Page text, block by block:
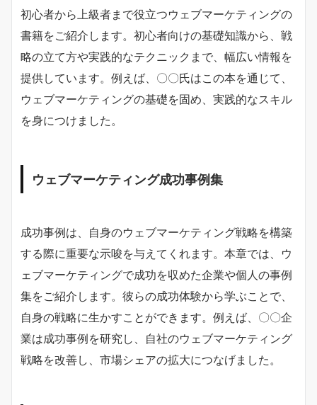
初心者から上級者まで役立つウェブマーケティングの
書籍をご紹介します。初心者向けの基礎知識から、戦
略の立て方や実践的なテクニックまで、幅広い情報を
提供しています。例えば、〇〇氏はこの本を通じて、
ウェブマーケティングの基礎を固め、実践的なスキル
を身につけました。
ウェブマーケティング成功事例集
成功事例は、自身のウェブマーケティング戦略を構築
する際に重要な示唆を与えてくれます。本章では、ウ
ェブマーケティングで成功を収めた企業や個人の事例
集をご紹介します。彼らの成功体験から学ぶことで、
自身の戦略に生かすことができます。例えば、〇〇企
業は成功事例を研究し、自社のウェブマーケティング
戦略を改善し、市場シェアの拡大につなげました。